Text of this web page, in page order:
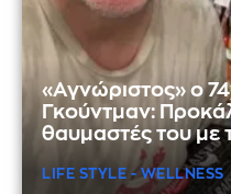
«Αγνώριστος» ο
Γκούντμαν:
θαυμαστές του με
LIFE STYLE - WELLNESS